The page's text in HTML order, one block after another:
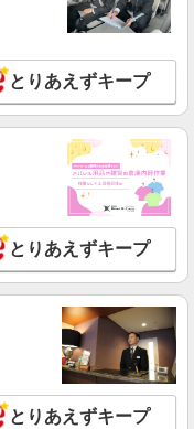
・。○。・゜+゜
ショップ
】
支給 ★交通費別途支給
) お友達を紹介
有) ★月2回払
★ ゜・。○。・゜
設
詳細を見る
】
（経験・能力による） ※
給（規定あり） ゜
とりあえずキープ
とりあえずキープ
とりあえずキープ